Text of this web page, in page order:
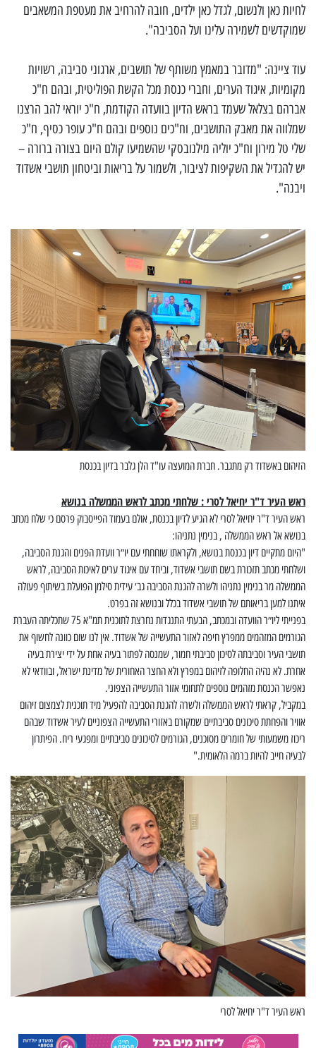
לחיות כאן ולנשום, לגדל כאן ילדים, חובה להרחיב את מעטפת המשאבים
שמוקדשים לשמירה עלינו ועל הסביבה".
עוד ציינה: "מדובר במאמץ משותף של תושבים, ארגוני סביבה, רשויות
מקומיות, איגוד הערים, וחברי כנסת מכל הקשת הפוליטית, ובהם ח"כ
אברהם בצלאל שעמד בראש הדיון בוועדה הקודמת, ח"כ יוראי להב הרצנו
שמלווה את מאבק התושבים, וח"כים נוספים ובהם ח"כ עופר כסיף, ח"כ
שלי טל מירון וח"כ יוליה מילנובסקי שהשמיעו קולם היום בצורה ברורה –
יש להגדיל את השקיפות לציבור, ולשמור על בריאות וביטחון תושבי אשדוד
ויבנה".
הזיהום באשדוד רק מתגבר. חברת המועצה עו"ד הלן גלבר בדיון בכנסת
ראש העיר ד"ר יחיאל לסרי : שלחתי מכתב לראש הממשלה בנושא
ראש העיר ד"ר יחיאל לסרי לא הגיע לדיון בכנסת, אולם בעמוד הפייסבוק פרסם כי שלח מכתב
בנושא אל ראש הממשלה , בנימין נתניהו:
"היום מתקיים דיון בכנסת בנושא, ולקראתו שוחחתי עם יו״ר וועדת הפנים והגנת הסביבה,
ושלחתי מכתב תזכורת בשם תושבי אשדוד, וביחד עם איגוד ערים לאיכות הסביבה, לראש
הממשלה מר בנימין נתניהו ולשרה להגנת הסביבה גב׳ עידית סילמן הפועלת בשיתוף פעולה
איתנו למען בריאותם של תושבי אשדוד בכלל ובנושא זה בפרט.
בפנייתי ליו״ר הוועדה ובמכתב, הבעתי התנגדות נחרצת לתוכנית תמ"א 75 שתכליתה העברת
הגורמים המזהמים ממפרץ חיפה לאזור התעשייה של אשדוד. אין לנו שום כוונה לחשוף את
תושבי העיר וסביבתה לסיכון סביבתי חמור, שמנסה לפתור בעיה אחת על ידי יצירת בעיה
אחרת. לא נהיה החלופה לזיהום במפרץ ולא החצר האחורית של מדינת ישראל, ובוודאי לא
נאפשר הכנסת מזהמים נוספים לתחומי אזור התעשייה הצפוני.
במקביל, קראתי לראש הממשלה ולשרה להגנת הסביבה להפעיל מיד תוכנית לצמצום זיהום
אוויר והפחתת סיכונים סביבתיים שמקורם באזורי התעשייה הצפוניים לעיר אשדוד שבהם
ריכוז משמעותי של חומרים מסוכנים, הגורמים לסיכונים סביבתיים ומפגעי ריח. הפיתרון
לבעיה חייב להיות ברמה הלאומית."
ראש העיר ד"ר יחיאל לסרי